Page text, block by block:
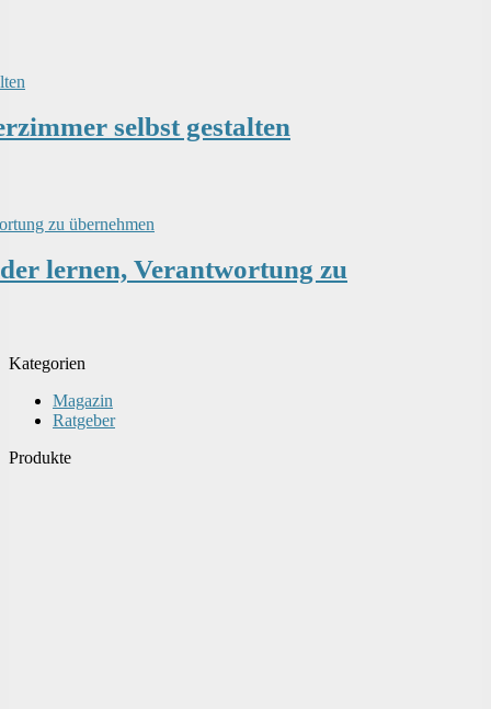
selbst gestalten
lernen, Verantwortung zu
Kategorien
Magazin
Ratgeber
Produkte